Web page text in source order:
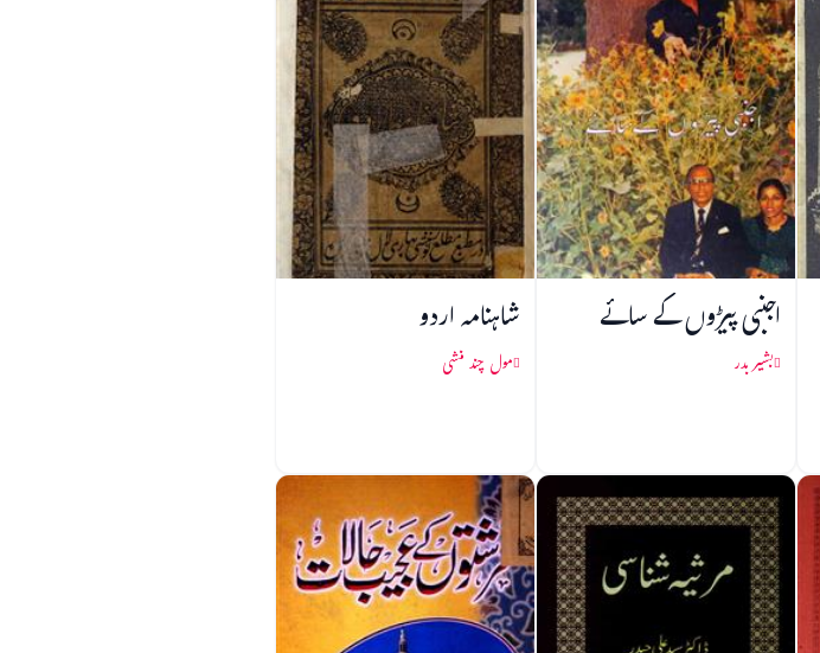
اجنبی پیڑوں کے سائے
بشیر بدر
شاہنامہ اردو
مول چند منشی